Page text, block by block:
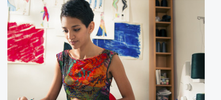
è giocato anche dalla partecipazione dell’Emilia-
Romagna alle politiche europee di scala
sovranazionale. La nostra Regione infatti
partecipa a programmi che fanno riferimento a
cinque diversi spazi di cooperazione:
Transfrontaliera Italia – Croazia, Transnazionale
Adriatico-Ionico, Transnazionale Europa Centrale,
Transnazionale Mediterraneo, Interregionale